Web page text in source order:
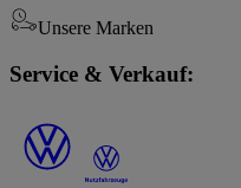
Unsere Marken
Service & Verkauf: